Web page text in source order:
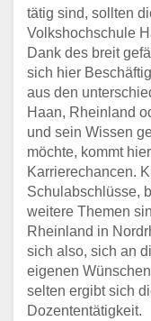
tätig sind, sollten
Volkshochschule
Dank des breit
sich hier
aus den
Haan, Rheinland
und sein Wissen
möchte, kommt
Karrierechancen.
Schulabschlüsse,
weitere Themen
Rheinland in
sich also, sich an
eigenen
selten ergibt sich
Dozententätigkeit.